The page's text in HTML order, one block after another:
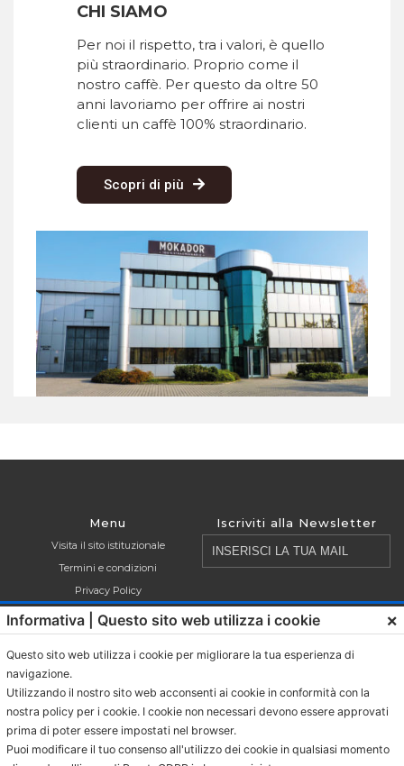
CHI SIAMO
Per noi il rispetto, tra i valori, è quello
più straordinario. Proprio come il
nostro caffè. Per questo da oltre 50
anni lavoriamo per offrire ai nostri
clienti un caffè 100% straordinario.
Scopri di più
Menu
Visita il sito istituzionale
Termini e condizioni
Privacy Policy
Cookie Policy
Capsule compatibili Nespresso®
Caffè in cialde ESE
Caffè Macinato
Caffè in grani
Bevande in bustina
Iscriviti alla Newsletter
Dichiaro di aver letto, compreso ed
Informativa | Questo sito web utilizza i cookie ×
Questo sito web utilizza i cookie per migliorare la tua esperienza di
navigazione.
Utilizzando il nostro sito web acconsenti ai cookie in conformità con la
nostra policy per i cookie. I cookie non necessari devono essere approvati
prima di poter essere impostati nel browser.
Puoi modificare il tuo consenso all'utilizzo dei cookie in qualsiasi momento